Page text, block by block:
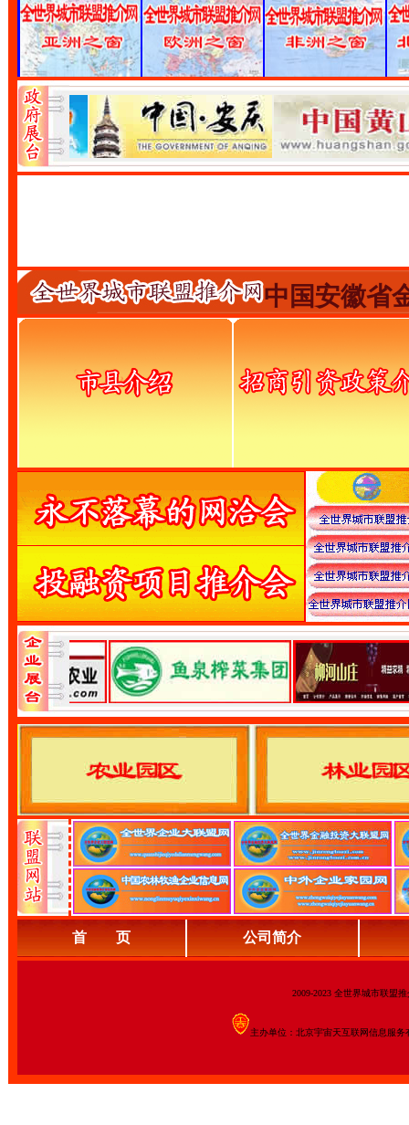
中国安徽省
首 页 公司简介
2009-2023 全世界城市联盟
主办单位：北京宇宙天互联网信息服